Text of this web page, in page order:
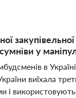
у
в
виїхала
і